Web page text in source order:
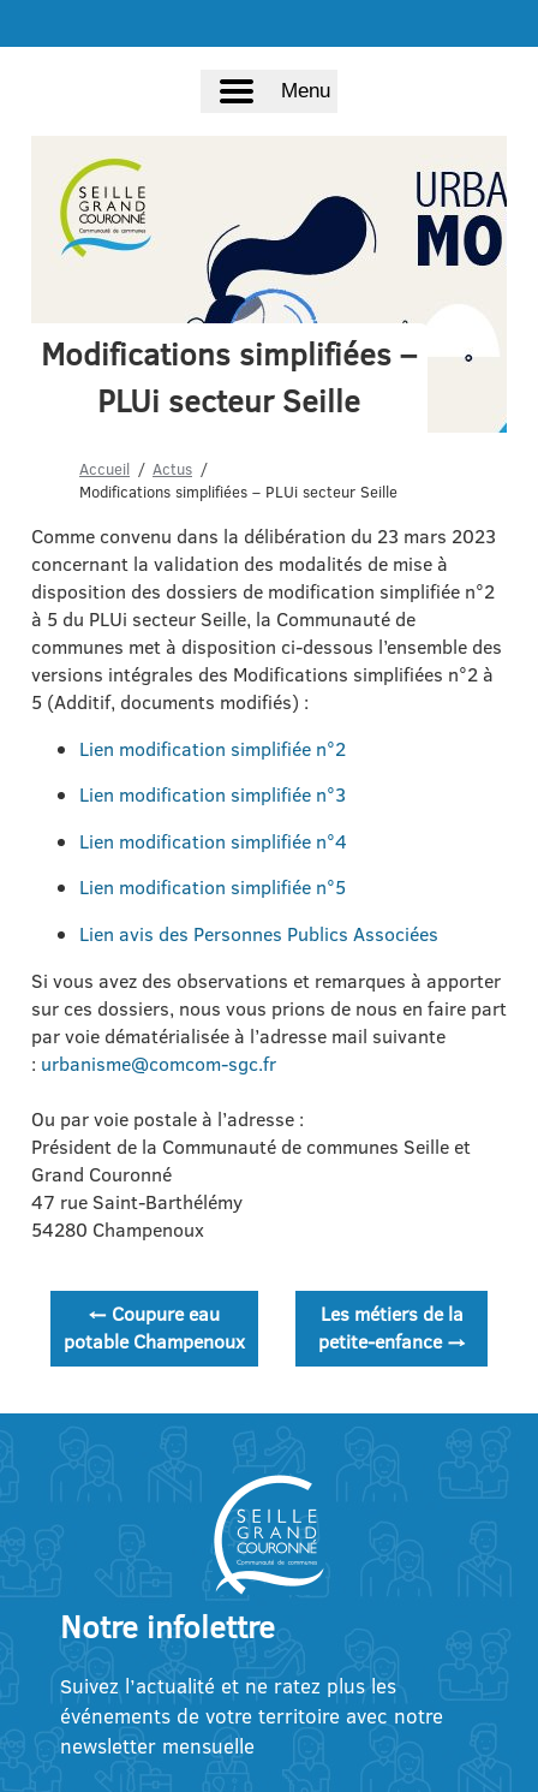
Menu
Modifications simplifiées –
PLUi secteur Seille
Accueil
Actus
Modifications simplifiées – PLUi secteur Seille
Comme convenu dans la délibération du 23 mars 2023
concernant la validation des modalités de mise à
disposition des dossiers de modification simplifiée n°2
à 5 du PLUi secteur Seille, la Communauté de
communes met à disposition ci-dessous l’ensemble des
versions intégrales des Modifications simplifiées n°2 à
5 (Additif, documents modifiés) :
Lien modification simplifiée n°2
Lien modification simplifiée n°3
Lien modification simplifiée n°4
Lien modification simplifiée n°5
Lien avis des Personnes Publics Associées
Si vous avez des observations et remarques à apporter
sur ces dossiers, nous vous prions de nous en faire part
par voie dématérialisée à l’adresse mail suivante
: urbanisme@comcom-sgc.fr
Ou par voie postale à l’adresse :
Président de la Communauté de communes Seille et
Grand Couronné
47 rue Saint-Barthélémy
54280 Champenoux
Navigation
l’article
← Coupure eau
potable Champenoux
Les métiers de la
petite-enfance→
Notre infolettre
Suivez l’actualité et ne ratez plus les
événements de votre territoire avec notre
newsletter mensuelle